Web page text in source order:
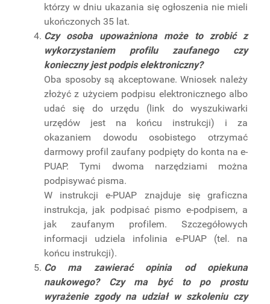
którzy w dniu ukazania się ogłoszenia nie mieli
ukończonych 35 lat.
Czy osoba upoważniona może to zrobić z
wykorzystaniem profilu zaufanego czy
konieczny jest podpis elektroniczny?
Oba sposoby są akceptowane. Wniosek należy
złożyć z użyciem podpisu elektronicznego albo
udać się do urzędu (link do wyszukiwarki
urzędów jest na końcu instrukcji) i za
okazaniem dowodu osobistego otrzymać
darmowy profil zaufany podpięty do konta na e-
PUAP. Tymi dwoma narzędziami można
podpisywać pisma.
W instrukcji e-PUAP znajduje się graficzna
instrukcja, jak podpisać pismo e-podpisem, a
jak zaufanym profilem. Szczegółowych
informacji udziela infolinia e-PUAP (tel. na
końcu instrukcji).
Co ma zawierać opinia od opiekuna
naukowego? Czy ma być to po prostu
wyrażenie zgody na udział w szkoleniu czy